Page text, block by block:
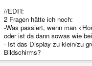
//EDIT:
2 Fragen hätte ich noch:
-Was passiert, wenn man
oder ist da dann sowas wie
- Ist das Display zu klein/zu
Bildschirms?